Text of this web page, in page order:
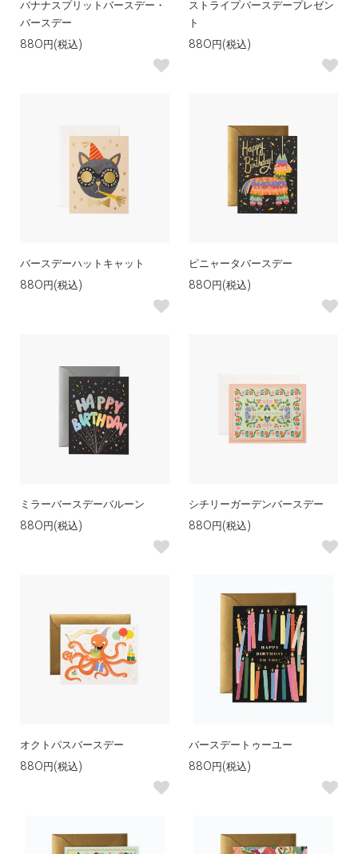
バナナスプリットバースデー・
バースデー
880円(税込)
ストライプバースデープレゼン
ト
880円(税込)
バースデーハットキャット
880円(税込)
ピニャータバースデー
880円(税込)
ミラーバースデーバルーン
880円(税込)
シチリーガーデンバースデー
880円(税込)
オクトパスバースデー
880円(税込)
バースデートゥーユー
880円(税込)